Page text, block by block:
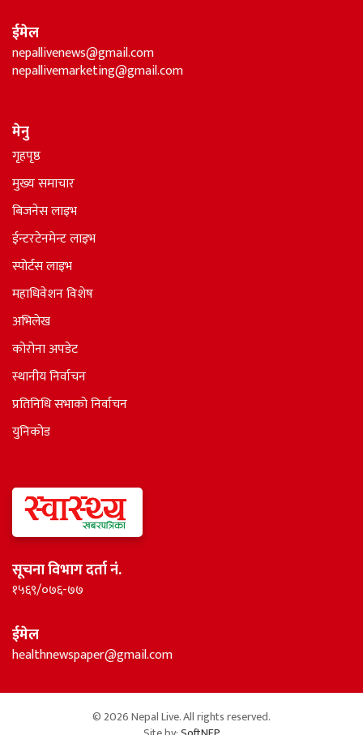
ईमेल
nepallivenews@gmail.com
nepallivemarketing@gmail.com
मेनु
गृहपृष्ठ
मुख्य समाचार
बिजनेस लाइभ
ईन्टरटेनमेन्ट लाइभ
स्पोर्टस लाइभ
महाधिवेशन विशेष
अभिलेख
कोरोना अपडेट
स्थानीय निर्वाचन
प्रतिनिधि सभाकाे निर्वाचन
युनिकोड
सूचना विभाग दर्ता नं.
१५६९/०७६-७७
ईमेल
healthnewspaper@gmail.com
© 2026 Nepal Live. All rights reserved.